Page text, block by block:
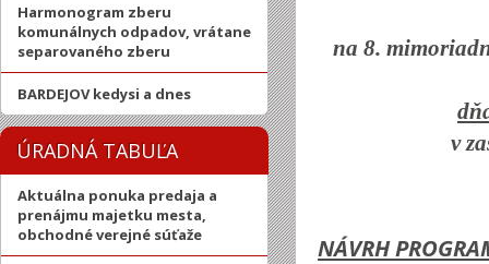
Harmonogram zberu
komunálnych odpadov, vrátane
separovaného zberu
BARDEJOV kedysi a dnes
ÚRADNÁ TABUĽA
Aktuálna ponuka predaja a
prenájmu majetku mesta,
obchodné verejné súťaže
na 8.
v
NÁVRH